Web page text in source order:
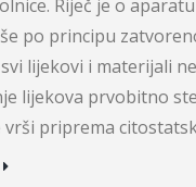
Riječ je o
po principu
lijekovi i materijali
lijekova prvobitno
vrši priprema